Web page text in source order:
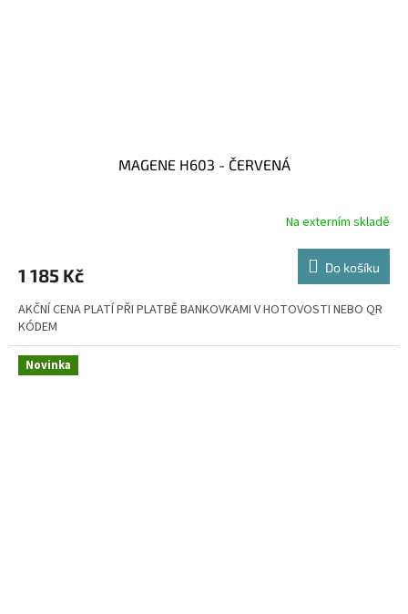
MAGENE H603 - ČERVENÁ
Na externím skladě
1 185 Kč Do košíku
AKČNÍ CENA PLATÍ PŘI PLATBĚ BANKOVKAMI V HOTOVOSTI NEBO QR
KÓDEM
Novinka